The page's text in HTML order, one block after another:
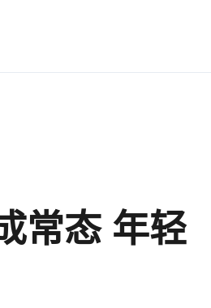
常态 年轻